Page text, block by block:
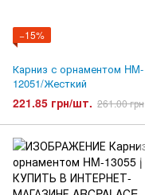
−15%
Карниз с орнаментом HM-
12051/Жесткий
221.85 грн/шт. 261.00 грн